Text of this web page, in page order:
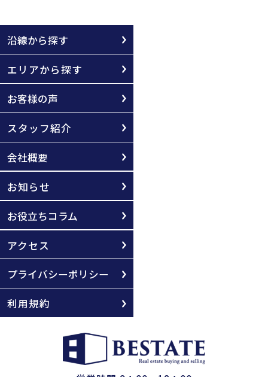
沿線から探す
エリアから探す
お客様の声
スタッフ紹介
会社概要
お知らせ
お役立ちコラム
アクセス
プライバシーポリシー
利用規約